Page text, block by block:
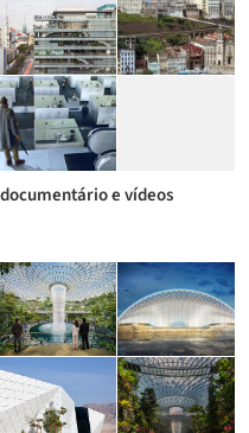
documentário e vídeos